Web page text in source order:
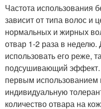
Частота использования
зависит от типа волос и
нормальных и жирных
отвар 1-2 раза в
использовать его реже,
подсушивающий эффект.
первым использованием
индивидуальную
количество отвара на